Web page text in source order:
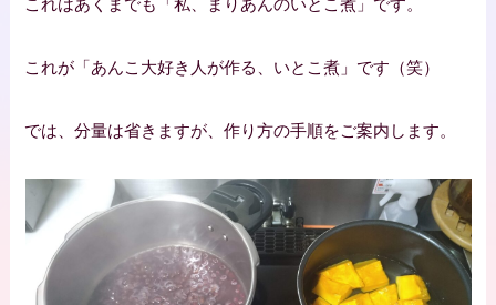
これが「あんこ大好き人が作る、いとこ煮」です（笑）
では、分量は省きますが、作り方の手順をご案内します。